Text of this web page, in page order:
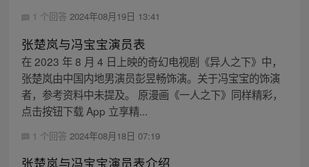
1 个回答 2024年08月19日 13:41
张楚岚与冯宝宝演员表
在 2023 年 8 月 4 日上映的奇幻电视剧《异人之下》中，
张楚岚由中国内地男演员彭昱畅饰演。关于冯宝宝的饰演
者，参考资料中未提及。 原漫画《一人之下》同样精彩，
点击按钮下载 App 立享精...
1 个回答 2024年08月18日 07:19
张楚岚与冯宝宝演员表介绍